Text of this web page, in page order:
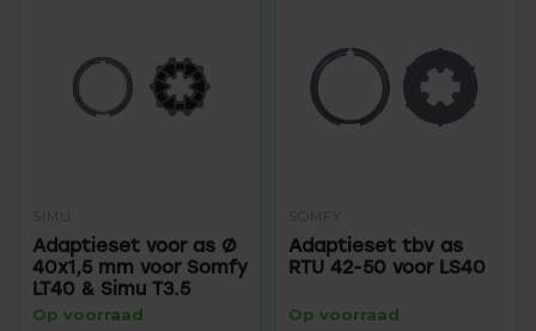
SIMU
Adaptieset voor as Ø
40x1,5 mm voor Somfy
LT40 & Simu T3.5
Op voorraad
SOMFY
Adaptieset tbv as
RTU 42-50 voor LS40
Op voorraad